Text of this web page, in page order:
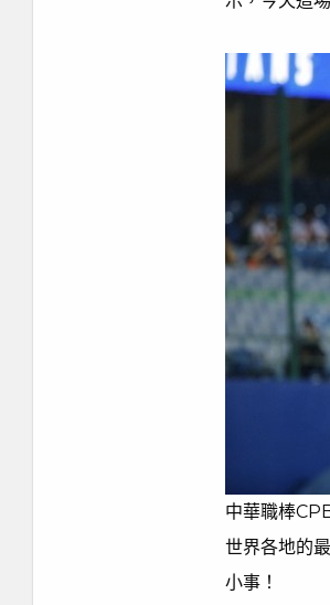
中華職棒
世界各地的
小事！